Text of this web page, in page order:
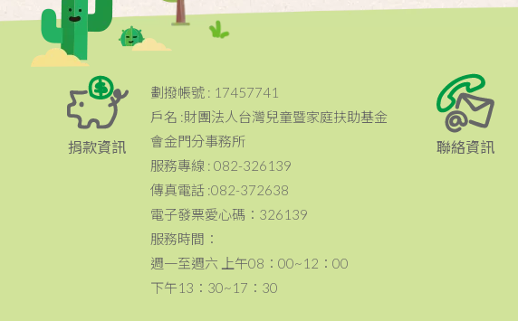
捐款資訊
劃撥帳號 : 17457741
戶名 :財團法人台灣兒童暨家庭扶助基金
會金門分事務所
服務專線 : 082-326139
傳真電話 :082-372638
電子發票愛心碼：326139
服務時間：
週一至週六 上午08：00~12：00
下午13：30~17：30
聯絡資訊